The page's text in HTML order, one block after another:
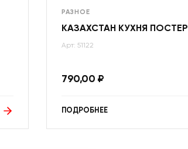
РАЗНОЕ
КАЗАХСТАН КУХНЯ ПОСТЕР
Арт: 51122
790,00 ₽
ПОДРОБНЕЕ